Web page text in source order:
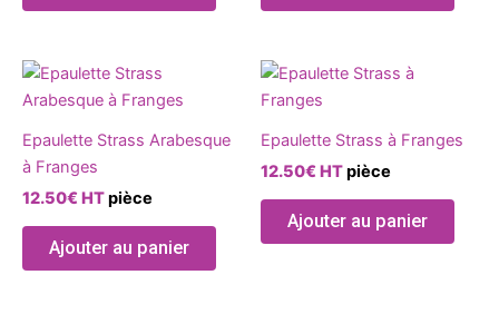
Epaulette Strass Arabesque
à Franges
12.50€HTpièce
Ajouter au panier
Epaulette Strass à Franges
12.50€HTpièce
Ajouter au panier